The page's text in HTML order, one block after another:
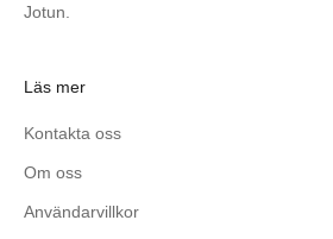
Jotun.
Läs mer
Kontakta oss
Om oss
Användarvillkor